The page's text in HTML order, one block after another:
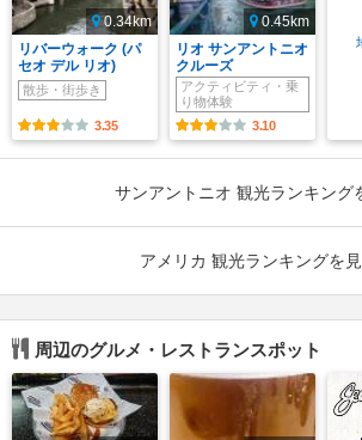
0.34km
リバーウォーク (パ
セオ デル リオ)
散歩・街歩き
3.35
0.45km
リオ サンアントニオ
クルーズ
アクティビティ・乗
り物体験
3.10
サンアントニオ 観光ランキング
アメリカ 観光ランキングを
周辺のグルメ・レストランスポット